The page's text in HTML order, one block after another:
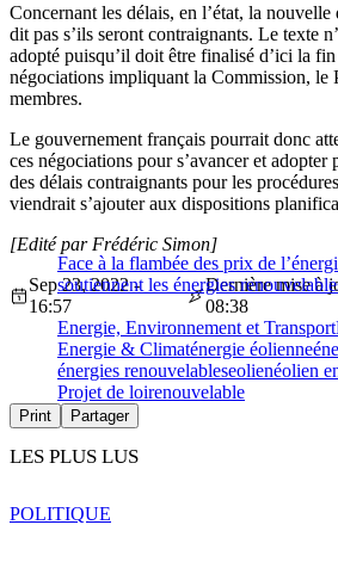
Concernant les délais, en l’état, la
dit pas s’ils seront contraignants. Le texte
adopté puisqu’il doit être finalisé d’ici la fin
négociations impliquant la Commission, le
membres.
Le gouvernement français pourrait donc
ces négociations pour s’avancer et adopter
des délais contraignants pour les
viendrait s’ajouter aux dispositions
Face à la flambée des prix de
soutiennent les énergies
[Edité par Frédéric Simon]
Sep 23, 2022 -
16:57
Dernière mise à
08:38
Energie, Environnement et Transport
Energie & Climaténergie éolienne
énergies renouvelableseolienéolien
Projet de loirenouvelable
Print Partager
LES PLUS LUS
POLITIQUE